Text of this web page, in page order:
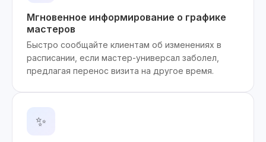
Мгновенное информирование о графике
мастеров
Быстро сообщайте клиентам об изменениях в
расписании, если мастер-универсал заболел,
предлагая перенос визита на другое время.
✨